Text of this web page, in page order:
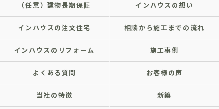
（任意）建物長期保証 インハウスの想い
インハウスの注文住宅 相談から施工までの流れ
インハウスのリフォーム 施工事例
よくある質問 お客様の声
当社の特徴 新築